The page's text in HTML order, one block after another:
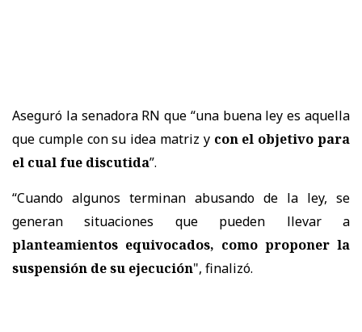
Aseguró la senadora RN que “una buena ley es aquella
que cumple con su idea matriz ycon el objetivo para
el cual fue discutida”.
“Cuando algunos terminan abusando de la ley, se
generan situaciones que pueden llevar a
planteamientos equivocados, como proponer la
suspensión de su ejecución", finalizó.